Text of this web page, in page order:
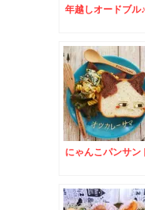
年越しオードブル♪
にゃんこパンサン